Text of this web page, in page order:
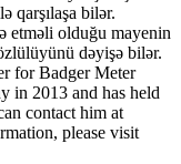
qarşılaşa bilər.
etməli olduğu mayenin
dəyişə bilər.
for Badger Meter
in 2013 and has held
contact him at
please visit